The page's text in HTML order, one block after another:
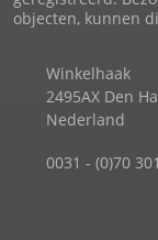
objecten, kunnen
Winkelhaak
2495AX Den
Nederland
0031 - (0)70